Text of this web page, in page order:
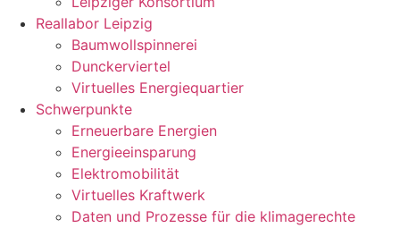
Reallabor Leipzig
Baumwollspinnerei
Dunckerviertel
Virtuelles Energiequartier
Schwerpunkte
Erneuerbare Energien
Energieeinsparung
Elektromobilität
Virtuelles Kraftwerk
Daten und Prozesse für die klimagerechte